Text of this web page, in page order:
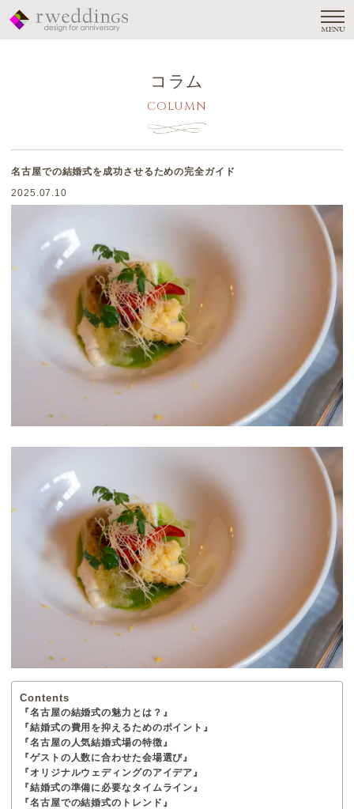
MENU
コラム
COLUMN
名古屋での結婚式を成功させるための完全ガイド
2025.07.10
Contents
『名古屋の結婚式の魅力とは？』
『結婚式の費用を抑えるためのポイント』
『名古屋の人気結婚式場の特徴』
『ゲストの人数に合わせた会場選び』
『オリジナルウェディングのアイデア』
『結婚式の準備に必要なタイムライン』
『名古屋での結婚式のトレンド』